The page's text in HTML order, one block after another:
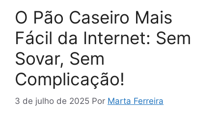
O Pão Caseiro Mais
Fácil da Internet: Sem
Sovar, Sem
Complicação!
3 de julho de 2025 Por Marta Ferreira